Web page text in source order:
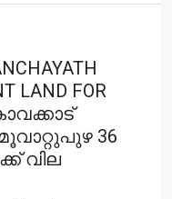
LAND FOR
36
വില